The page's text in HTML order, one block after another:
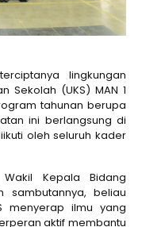
lingkungan
Sekolah (UKS) MAN 1
tahunan berupa
ini berlangsung di
oleh seluruh kader
Kepala Bidang
sambutannya, beliau
menyerap ilmu yang
aktif membantu